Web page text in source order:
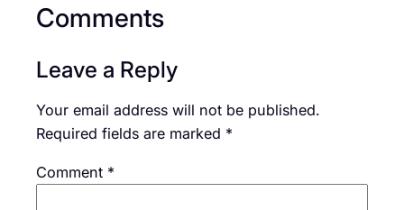
Comments
Leave a Reply
Your email address will not be published.
Required fields are marked *
Comment *